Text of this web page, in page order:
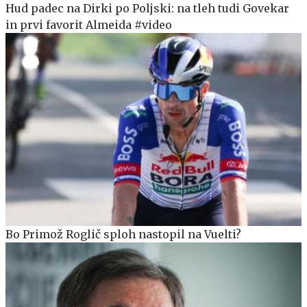
Hud padec na Dirki po Poljski: na tleh tudi Govekar
in prvi favorit Almeida #video
Bo Primož Roglič sploh nastopil na Vuelti?